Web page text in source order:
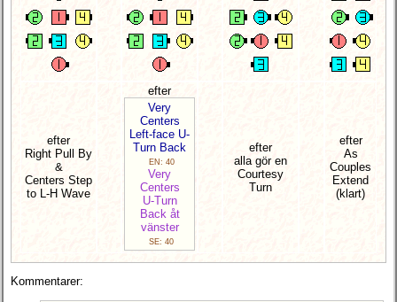
efter
Right Pull By
&
Centers Step
to L-H Wave
efter
Very
Centers
Left-face U-
Turn Back
EN: 40
Very
Centers
U-Turn
Back åt
vänster
SE: 40
efter
alla gör en
Courtesy
Turn
efter
As
Couples
Extend
(klart)
Kommentarer: